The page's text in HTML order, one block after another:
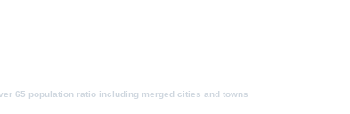
65 population ratio including merged cities and towns